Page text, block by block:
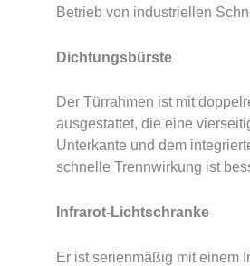
Betrieb von industriellen
Dichtungsbürste
Der Türrahmen ist mit
ausgestattet, die eine
Unterkante und dem
schnelle Trennwirkung ist
Infrarot-Lichtschranke
Er ist serienmäßig mit einem